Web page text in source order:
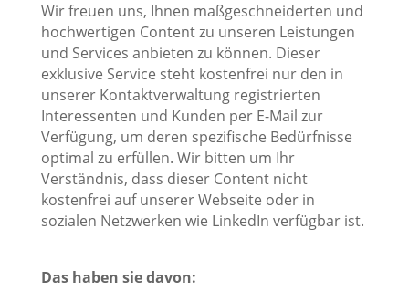
Wir freuen uns, Ihnen maßgeschneiderten und
hochwertigen Content zu unseren Leistungen
und Services anbieten zu können. Dieser
exklusive Service steht kostenfrei nur den in
unserer Kontaktverwaltung registrierten
Interessenten und Kunden per E-Mail zur
Verfügung, um deren spezifische Bedürfnisse
optimal zu erfüllen. Wir bitten um Ihr
Verständnis, dass dieser Content nicht
kostenfrei auf unserer Webseite oder in
sozialen Netzwerken wie LinkedIn verfügbar ist.
Das haben sie davon: